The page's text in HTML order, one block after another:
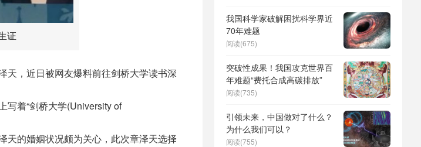
证
天，近日被网友爆料前往剑桥大学读书深
写着“剑桥大学(University of
天的婚姻状况颇为关心，此次章泽天选择
形机器人、苏超、票根经济、
育儿补贴、科学素养、网络生
态治理
我国科学家破解困扰科学界近
70年难题
阅读(675)
突破性成果！我国攻克世界百
年难题“费托合成高碳排放”
阅读(735)
引领未来，中国做对了什么？
为什么我们可以？
阅读(755)